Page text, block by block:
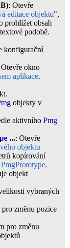
: Otevře
editace objektu",
prohlížet obsah
podobě.
konfigurační
Otevře okno
aplikace.
objekty v
aktivního Pmg
...: Otevře
objektu
kopírování
PmgPrototype.
objekt
vybraných
změnu pozice
pro změnu